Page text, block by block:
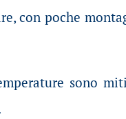
con poche
sono